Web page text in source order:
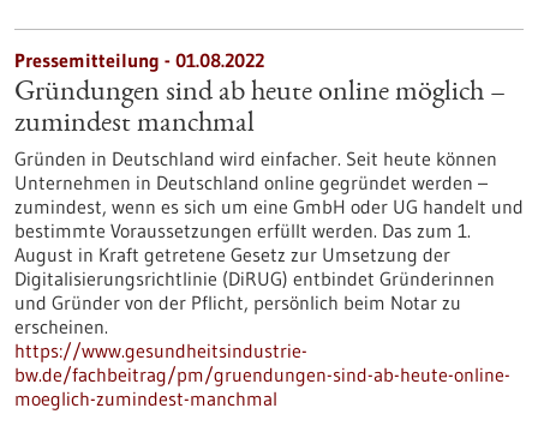
Pressemitteilung - 01.08.2022
Gründungen sind ab heute online möglich –
zumindest manchmal
Gründen in Deutschland wird einfacher. Seit heute können
Unternehmen in Deutschland online gegründet werden –
zumindest, wenn es sich um eine GmbH oder UG handelt und
bestimmte Voraussetzungen erfüllt werden. Das zum 1.
August in Kraft getretene Gesetz zur Umsetzung der
Digitalisierungsrichtlinie (DiRUG) entbindet Gründerinnen
und Gründer von der Pflicht, persönlich beim Notar zu
erscheinen.
https://www.gesundheitsindustrie-
bw.de/fachbeitrag/pm/gruendungen-sind-ab-heute-online-
moeglich-zumindest-manchmal